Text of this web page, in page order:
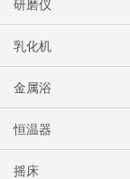
研磨仪
乳化机
金属浴
恒温器
摇床